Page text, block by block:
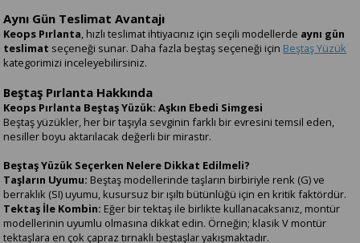
Aynı Gün Teslimat Avantajı
Keops Pırlanta, hızlı teslimat ihtiyacınız için seçili modellerde aynı gün
teslimat seçeneği sunar. Daha fazla beştaş seçeneği için Beştaş Yüzük
kategorimizi inceleyebilirsiniz.
Beştaş Pırlanta Hakkında
Keops Pırlanta Beştaş Yüzük: Aşkın Ebedi Simgesi
Beştaş yüzükler, her bir taşıyla sevginin farklı bir evresini temsil eden,
nesiller boyu aktarılacak değerli bir mirastır.
Beştaş Yüzük Seçerken Nelere Dikkat Edilmeli?
Taşların Uyumu: Beştaş modellerinde taşların birbiriyle renk (G) ve
berraklık (SI) uyumu, kusursuz bir ışıltı bütünlüğü için en kritik faktördür.
Tektaş İle Kombin: Eğer bir tektaş ile birlikte kullanacaksanız, montür
modellerinin uyumlu olmasına dikkat edin. Örneğin; klasik V montür
tektaşlara en çok çapraz tırnaklı beştaşlar yakışmaktadır.